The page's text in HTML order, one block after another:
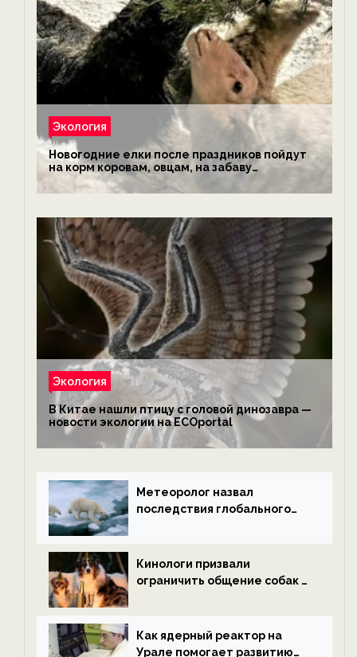
Экология
Новогодние елки после праздников пойдут
на корм коровам, овцам, на забаву
обезьянам, львам и леопардам — новости
экологии на ECOportal
Экология
В Китае нашли птицу с головой динозавра —
новости экологии на ECOportal
Метеоролог назвал
последствия глобального
ECOportal
Кинологи призвали
ограничить общение собак с
ECOportal
Как ядерный реактор на
Урале помогает развитию